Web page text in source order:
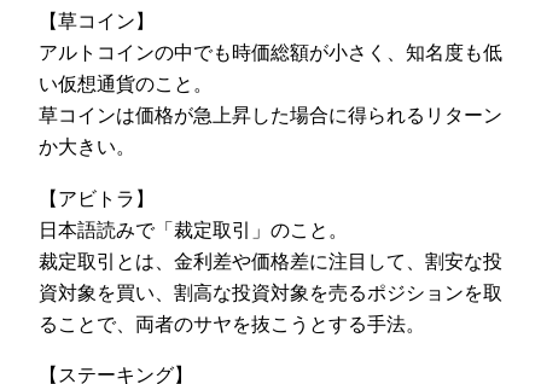
【草コイン】
アルトコインの中でも時価総額が小さく、知名度も低
い仮想通貨のこと。
草コインは価格が急上昇した場合に得られるリターン
か大きい。
【アビトラ】
日本語読みで「裁定取引」のこと。
裁定取引とは、金利差や価格差に注目して、割安な投
資対象を買い、割高な投資対象を売るポジションを取
ることで、両者のサヤを抜こうとする手法。
【ステーキング】